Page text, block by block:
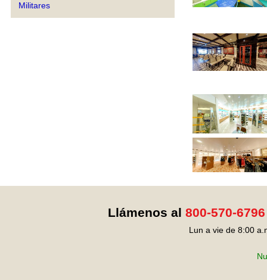
Militares
Llámenos al 800-570-6796
Lun a vie de 8:00